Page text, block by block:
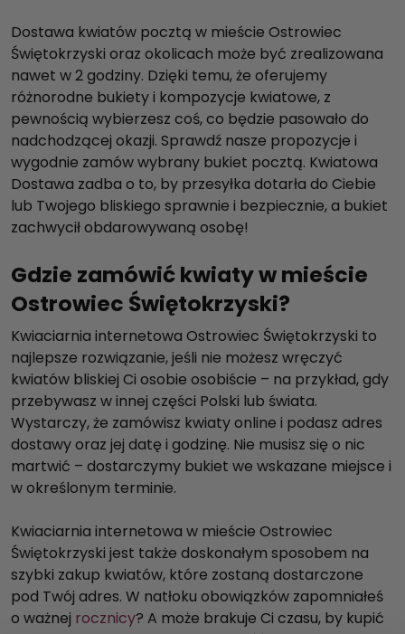
Dostawa kwiatów pocztą w mieście Ostrowiec
Świętokrzyski oraz okolicach może być zrealizowana
nawet w 2 godziny. Dzięki temu, że oferujemy
różnorodne bukiety i kompozycje kwiatowe, z
pewnością wybierzesz coś, co będzie pasowało do
nadchodzącej okazji. Sprawdź nasze propozycje i
wygodnie zamów wybrany bukiet pocztą. Kwiatowa
Dostawa zadba o to, by przesyłka dotarła do Ciebie
lub Twojego bliskiego sprawnie i bezpiecznie, a bukiet
zachwycił obdarowywaną osobę!
Gdzie zamówić kwiaty w mieście
Ostrowiec Świętokrzyski?
Kwiaciarnia internetowa Ostrowiec Świętokrzyski to
najlepsze rozwiązanie, jeśli nie możesz wręczyć
kwiatów bliskiej Ci osobie osobiście – na przykład, gdy
przebywasz w innej części Polski lub świata.
Wystarczy, że zamówisz kwiaty online i podasz adres
dostawy oraz jej datę i godzinę. Nie musisz się o nic
martwić – dostarczymy bukiet we wskazane miejsce i
w określonym terminie.
Kwiaciarnia internetowa w mieście Ostrowiec
Świętokrzyski jest także doskonałym sposobem na
szybki zakup kwiatów, które zostaną dostarczone
pod Twój adres. W natłoku obowiązków zapomniałeś
o ważnej rocznicy? A może brakuje Ci czasu, by kupić